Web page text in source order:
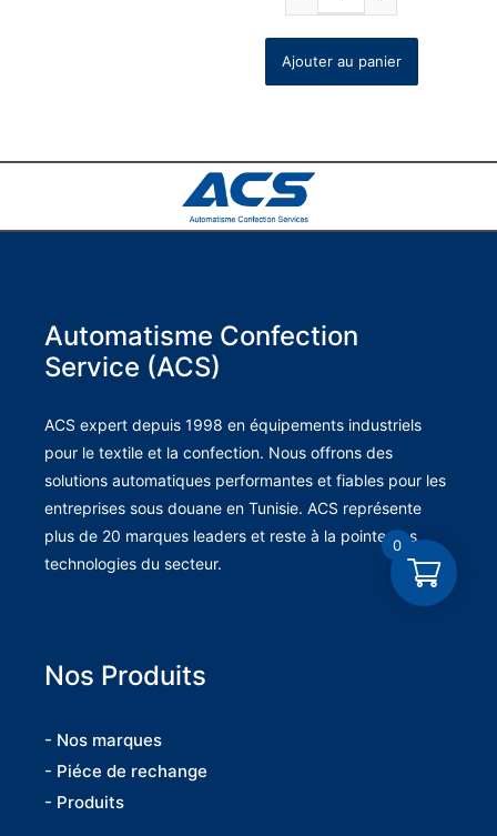
Ajouter au panier
Automatisme Confection
Service (ACS)
ACS expert depuis 1998 en équipements industriels
pour le textile et la confection. Nous offrons des
solutions automatiques performantes et fiables pour les
entreprises sous douane en Tunisie. ACS représente
plus de 20 marques leaders et reste à la pointe des
technologies du secteur.
Nos Produits
- Nos marques
- Piéce de rechange
- Produits
0